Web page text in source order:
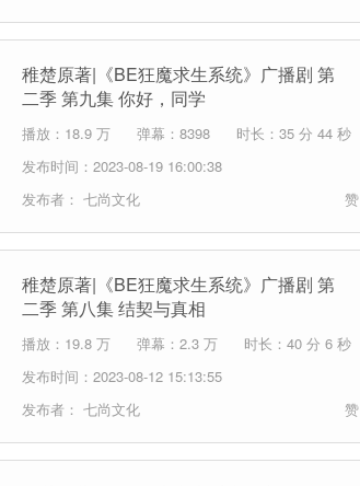
稚楚原著|《BE狂魔求生系统》广播剧 第
二季 第九集 你好，同学
播放：18.9 万 弹幕：8398
时长：35 分 44 秒
发布时间：2023-08-19 16:00:38
发布者： 七尚文化 赞
稚楚原著|《BE狂魔求生系统》广播剧 第
二季 第八集 结契与真相
播放：19.8 万 弹幕：2.3 万
时长：40 分 6 秒
发布时间：2023-08-12 15:13:55
发布者： 七尚文化 赞